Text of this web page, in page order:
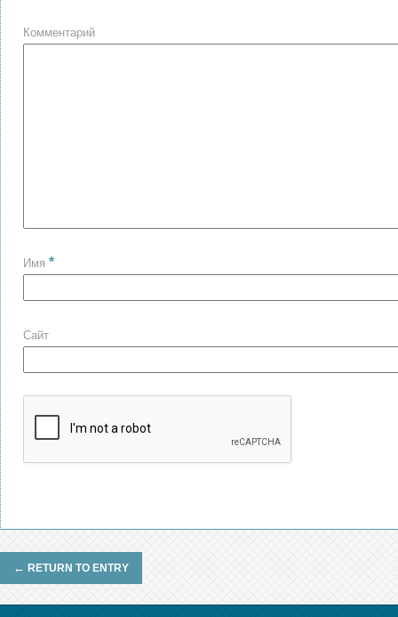
Комментарий
Имя *
Сайт
← RETURN TO ENTRY